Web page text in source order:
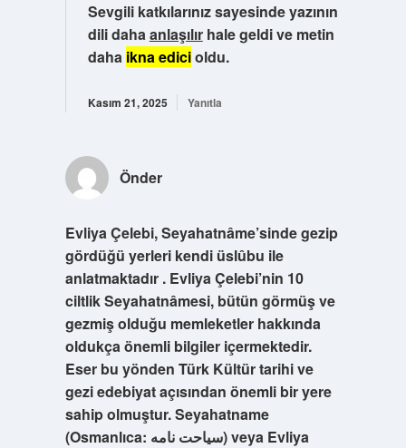
Sevgili katkılarınız sayesinde yazının
dili dahaanlaşılırhale geldi ve metin
daha ikna edicioldu.
Kasım 21, 2025 Yanıtla
Önder
Evliya Çelebi, Seyahatnâme’sinde gezip
gördüğü yerleri kendi üslûbu ile
anlatmaktadır . Evliya Çelebi’nin 10
ciltlik Seyahatnâmesi, bütün görmüş ve
gezmiş olduğu memleketler hakkında
oldukça önemli bilgiler içermektedir.
Eser bu yönden Türk Kültür tarihi ve
gezi edebiyat açısından önemli bir yere
sahip olmuştur. Seyahatname
(Osmanlıca: سياحت نامه) veya Evliya